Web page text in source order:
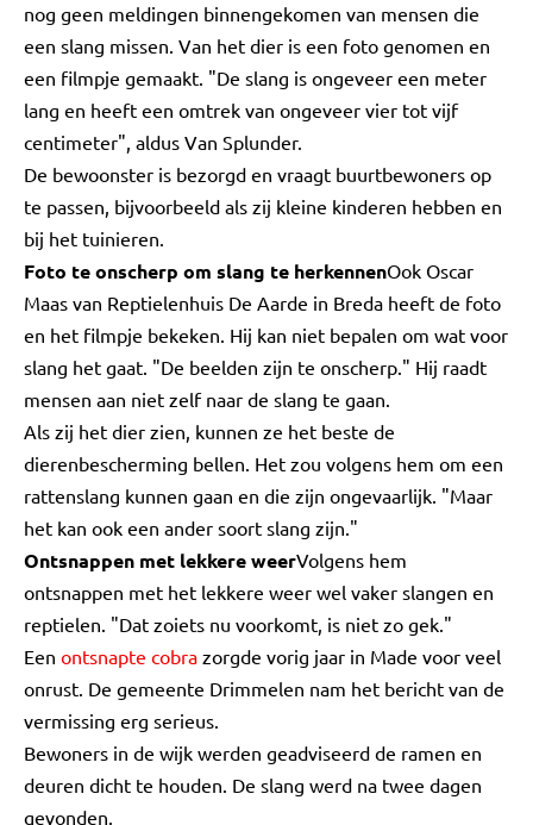
nog geen meldingen binnengekomen van mensen die
een slang missen. Van het dier is een foto genomen en
een filmpje gemaakt. "De slang is ongeveer een meter
lang en heeft een omtrek van ongeveer vier tot vijf
centimeter", aldus Van Splunder.
De bewoonster is bezorgd en vraagt buurtbewoners op
te passen, bijvoorbeeld als zij kleine kinderen hebben en
bij het tuinieren.
Foto te onscherp om slang te herkennenOok Oscar
Maas van Reptielenhuis De Aarde in Breda heeft de foto
en het filmpje bekeken. Hij kan niet bepalen om wat voor
slang het gaat. "De beelden zijn te onscherp." Hij raadt
mensen aan niet zelf naar de slang te gaan.
Als zij het dier zien, kunnen ze het beste de
dierenbescherming bellen. Het zou volgens hem om een
rattenslang kunnen gaan en die zijn ongevaarlijk. "Maar
het kan ook een ander soort slang zijn."
Ontsnappen met lekkere weerVolgens hem
ontsnappen met het lekkere weer wel vaker slangen en
reptielen. "Dat zoiets nu voorkomt, is niet zo gek."
Een ontsnapte cobra zorgde vorig jaar in Made voor veel
onrust. De gemeente Drimmelen nam het bericht van de
vermissing erg serieus.
Bewoners in de wijk werden geadviseerd de ramen en
deuren dicht te houden. De slang werd na twee dagen
gevonden.